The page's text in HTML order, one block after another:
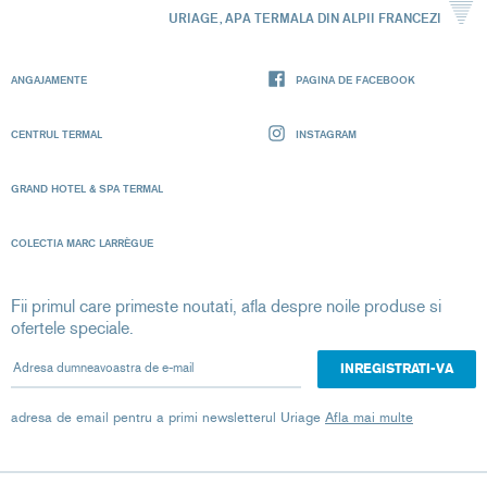
URIAGE, APA TERMALA DIN ALPII FRANCEZI
ANGAJAMENTE
CENTRUL TERMAL
GRAND HOTEL & SPA TERMAL
COLECTIA MARC LARRÈGUE
PAGINA DE FACEBOOK
INSTAGRAM
Fii primul care primeste noutati, afla despre noile produse si
ofertele speciale.
Adresa dumneavoastra de e-mail
adresa de email pentru a primi newsletterul Uriage Afla mai multe